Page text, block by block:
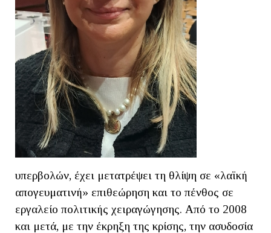
υπερβολών, έχει μετατρέψει τη θλίψη σε «λαϊκή
απογευματινή» επιθεώρηση και το πένθος σε
εργαλείο πολιτικής χειραγώγησης. Από το 2008
και μετά, με την έκρηξη της κρίσης, την ασυδοσία